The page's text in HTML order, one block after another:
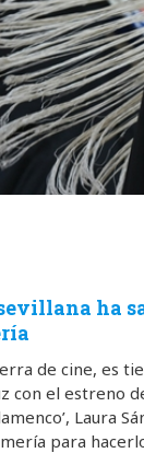
ha
de cine, es
el estreno
Laura
para